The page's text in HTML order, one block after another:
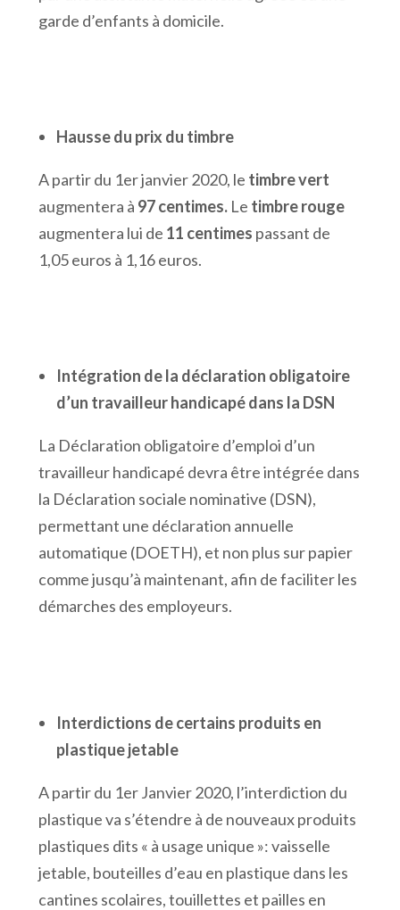
garde d’enfants à domicile.
Hausse du prix du timbre
A partir du 1er janvier 2020, le timbre vert
augmentera à 97 centimes.Le timbre rouge
augmentera lui de 11 centimes passant de
1,05 euros à 1,16 euros.
Intégration de la déclaration obligatoire
d’un travailleur handicapé dans la DSN
La Déclaration obligatoire d’emploi d’un
travailleur handicapé devra être intégrée dans
la Déclaration sociale nominative (DSN),
permettant une déclaration annuelle
automatique (DOETH), et non plus sur papier
comme jusqu’à maintenant, afin de faciliter les
démarches des employeurs.
Interdictions de certains produits en
plastique jetable
A partir du 1er Janvier 2020, l’interdiction du
plastique va s’étendre à de nouveaux produits
plastiques dits « à usage unique »: vaisselle
jetable, bouteilles d’eau en plastique dans les
cantines scolaires, touillettes et pailles en